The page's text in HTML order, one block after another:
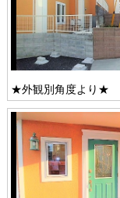
★外観別角度より★